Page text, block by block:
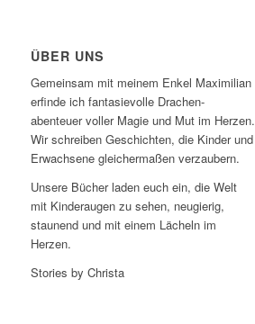
ÜBER UNS
Gemeinsam mit meinem Enkel Maximilian
erfinde ich fantasievolle Drachen-
abenteuer voller Magie und Mut im Herzen.
Wir schreiben Geschichten, die Kinder und
Erwachsene gleichermaßen verzaubern.
Unsere Bücher laden euch ein, die Welt
mit Kinderaugen zu sehen, neugierig,
staunend und mit einem Lächeln im
Herzen.
Stories by Christa